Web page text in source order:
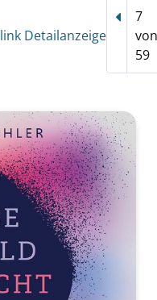
Detailanzeige
7
59